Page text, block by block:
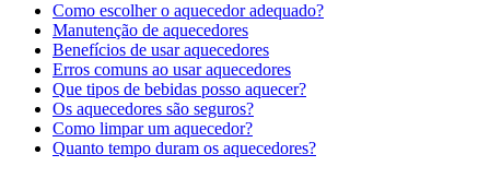
Como escolher o aquecedor adequado?
Manutenção de aquecedores
Benefícios de usar aquecedores
Erros comuns ao usar aquecedores
Que tipos de bebidas posso aquecer?
Os aquecedores são seguros?
Como limpar um aquecedor?
Quanto tempo duram os aquecedores?